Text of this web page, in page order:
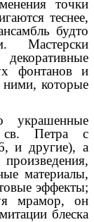
точки
теснее,
будто
Мастерски
фонтанов и
ними, которые
украшенные
св. Петра с
и другие), а
материалы,
эффекты;
мрамор, он
блеска